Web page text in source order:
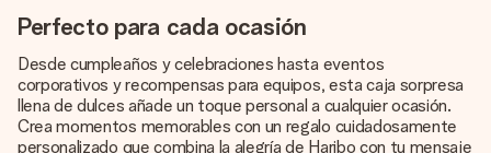
Perfecto para cada ocasión
Desde cumpleaños y celebraciones hasta eventos
corporativos y recompensas para equipos, esta caja sorpresa
llena de dulces añade un toque personal a cualquier ocasión.
Crea momentos memorables con un regalo cuidadosamente
personalizado que combina la alegría de Haribo con tu mensaje